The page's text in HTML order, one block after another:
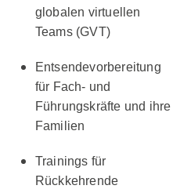
globalen virtuellen
Teams (GVT)
Entsendevorbereitung
für Fach- und
Führungskräfte und ihre
Familien
Trainings für
Rückkehrende